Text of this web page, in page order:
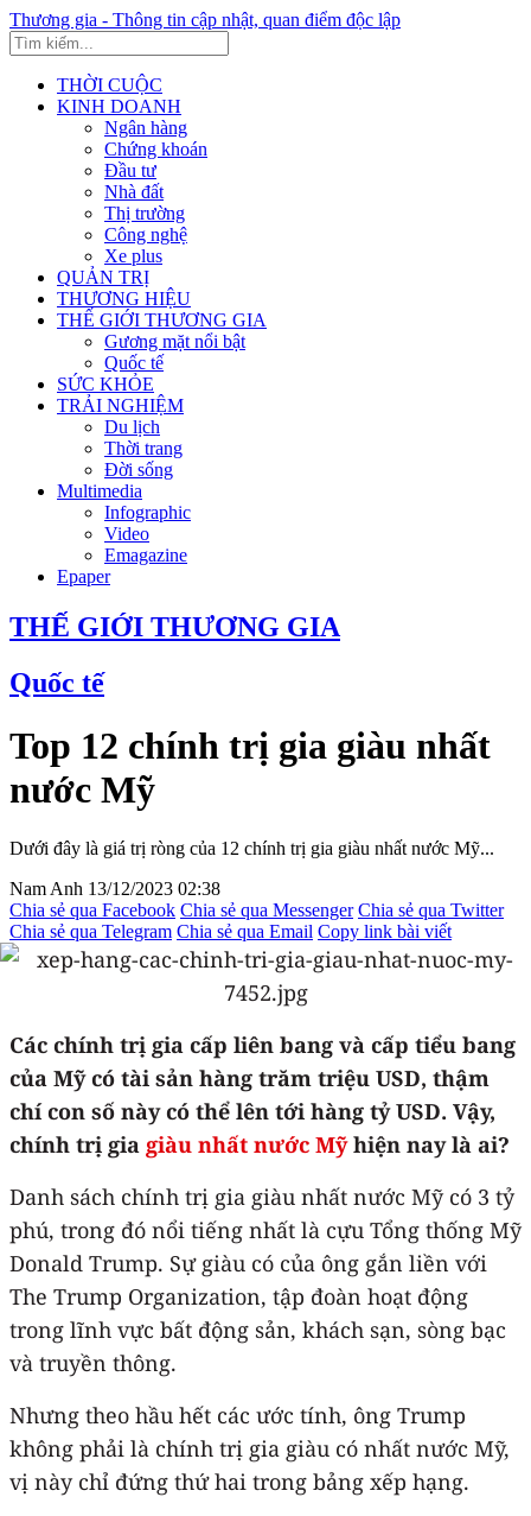
Thương gia - Thông tin cập nhật, quan điểm độc lập
THỜI CUỘC
KINH DOANH
Ngân hàng
Chứng khoán
Đầu tư
Nhà đất
Thị trường
Công nghệ
Xe plus
QUẢN TRỊ
THƯƠNG HIỆU
THẾ GIỚI THƯƠNG GIA
Gương mặt nổi bật
Quốc tế
SỨC KHỎE
TRẢI NGHIỆM
Du lịch
Thời trang
Đời sống
Multimedia
Infographic
Video
Emagazine
Epaper
THẾ GIỚI THƯƠNG GIA
Quốc tế
Top 12 chính trị gia giàu nhất
nước Mỹ
Dưới đây là giá trị ròng của 12 chính trị gia giàu nhất nước Mỹ...
Nam Anh 13/12/2023 02:38
Chia sẻ qua Facebook Chia sẻ qua Messenger Chia sẻ qua Twitter
Chia sẻ qua Telegram Chia sẻ qua Email Copy link bài viết
Các chính trị gia cấp liên bang và cấp tiểu bang
của Mỹ có tài sản hàng trăm triệu USD, thậm
chí con số này có thể lên tới hàng tỷ USD. Vậy,
chính trị gia giàu nhất nước Mỹhiện nay là ai?
Danh sách chính trị gia giàu nhất nước Mỹ có 3 tỷ
phú, trong đó nổi tiếng nhất là cựu Tổng thống Mỹ
Donald Trump. Sự giàu có của ông gắn liền với
The Trump Organization, tập đoàn hoạt động
trong lĩnh vực bất động sản, khách sạn, sòng bạc
và truyền thông.
Nhưng theo hầu hết các ước tính, ông Trump
không phải là chính trị gia giàu có nhất nước Mỹ,
vị này chỉ đứng thứ hai trong bảng xếp hạng.